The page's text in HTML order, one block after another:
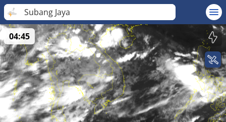
Subang Jaya
04:45